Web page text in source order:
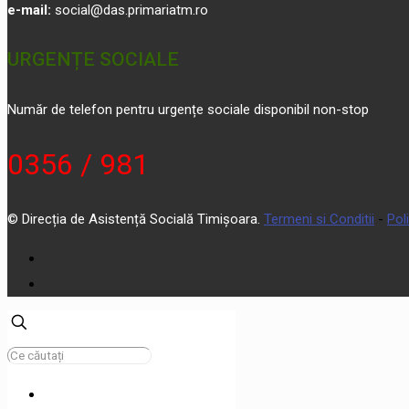
e-mail: social@das.primariatm.ro
URGENȚE SOCIALE
Număr de telefon pentru urgențe sociale disponibil non-stop
0356 / 981
© Direcția de Asistență Socială Timișoara. Termeni si Conditii -